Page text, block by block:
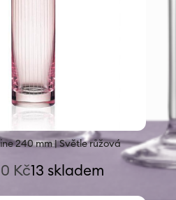
240 mm | Světle růžová
Kč13 skladem